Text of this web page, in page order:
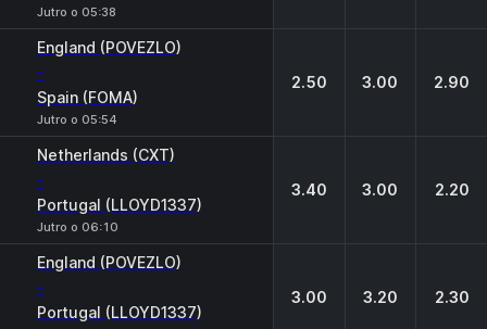
Jutro o 05:38
England (POVEZLO)
-
Spain (FOMA)
Jutro o 05:54
2.50 3.00 2.90
Netherlands (CXT)
-
Portugal (LLOYD1337)
Jutro o 06:10
3.40 3.00 2.20
England (POVEZLO)
-
Portugal (LLOYD1337)
3.00 3.20 2.30